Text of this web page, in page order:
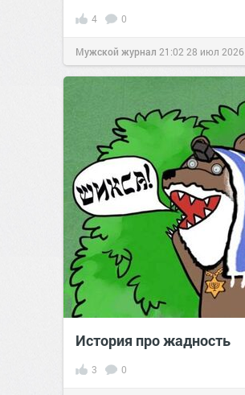
4 0
Мужской журнал 21:02 28 июл 2026
История про жадность
3 0